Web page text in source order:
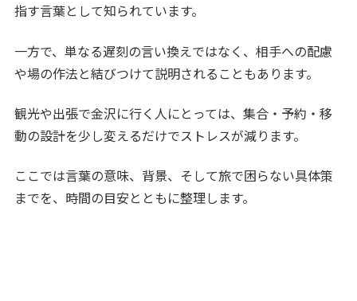
指す言葉として知られています。
一方で、単なる遅刻の言い換えではなく、相手への配慮
や場の作法と結びつけて説明されることもあります。
観光や出張で金沢に行く人にとっては、集合・予約・移
動の設計を少し変えるだけでストレスが減ります。
ここでは言葉の意味、背景、そして旅で困らない具体策
までを、時間の目安とともに整理します。